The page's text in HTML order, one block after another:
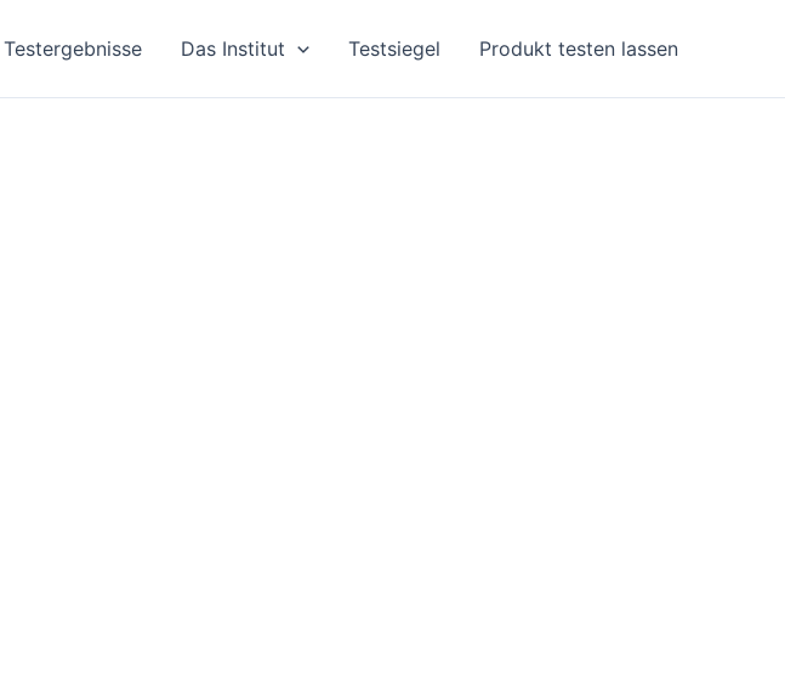
Testergebnisse Das Institut Testsiegel Produkt testen lassen